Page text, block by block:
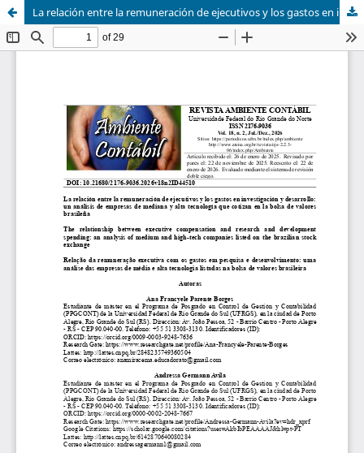
La relación entre la remuneración de ejecutivos y los gastos en investigación y desarrollo: un análisis de empresas de mediana y alta tecnología que cotizan en la bolsa de valores brasileña